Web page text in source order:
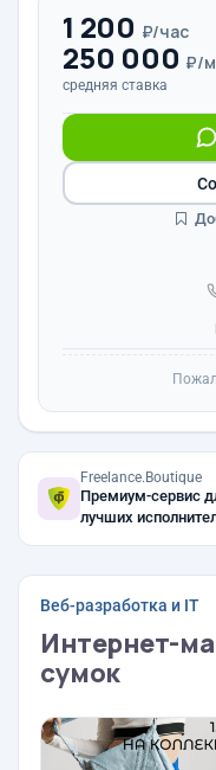
1 200 ₽/час
250 000 ₽/
средняя ставка
Freelance.Boutique
Премиум-сервис
лучших
Веб-разработка и IT
Интернет-
сумок